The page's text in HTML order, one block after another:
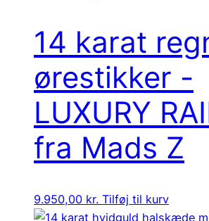
14 karat
ørestikker -
LUXURY
fra Mads Z
9.950,00 kr. Tilføj til kurv